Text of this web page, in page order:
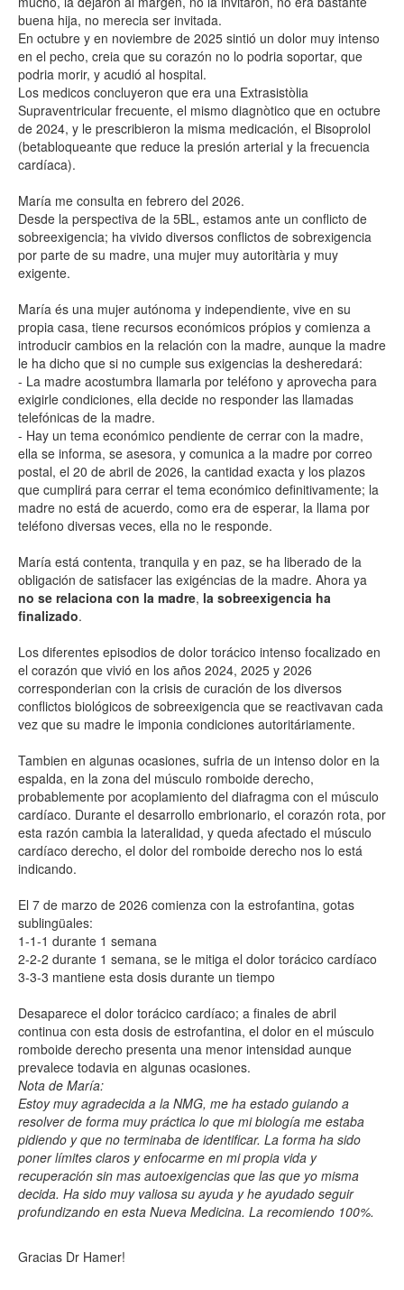
buena hija, no merecia ser invitada.
En octubre y en noviembre de 2025 sintió un dolor muy intenso
en el pecho, creia que su corazón no lo podria soportar, que
podria morir, y acudió al hospital.
Los medicos concluyeron que era una Extrasistòlia
Supraventricular frecuente, el mismo diagnòtico que en octubre
de 2024, y le prescribieron la misma medicación, el Bisoprolol
(betabloqueante que reduce la presión arterial y la frecuencia
cardíaca).
María me consulta en febrero del 2026.
Desde la perspectiva de la 5BL, estamos ante un conflicto de
sobreexigencia; ha vivido diversos conflictos de sobrexigencia
por parte de su madre, una mujer muy autoritària y muy
exigente.
María és una mujer autónoma y independiente, vive en su
propia casa, tiene recursos económicos própios y comienza a
introducir cambios en la relación con la madre, aunque la madre
le ha dicho que si no cumple sus exigencias la desheredará:
- La madre acostumbra llamarla por teléfono y aprovecha para
exigirle condiciones, ella decide no responder las llamadas
telefónicas de la madre.
- Hay un tema económico pendiente de cerrar con la madre,
ella se informa, se asesora, y comunica a la madre por correo
postal, el 20 de abril de 2026, la cantidad exacta y los plazos
que cumplirá para cerrar el tema económico definitivamente; la
madre no está de acuerdo, como era de esperar, la llama por
teléfono diversas veces, ella no le responde.
María está contenta, tranquila y en paz, se ha liberado de la
obligación de satisfacer las exigéncias de la madre. Ahora ya
no se relaciona con la madre, la sobreexigencia ha
finalizado.
Los diferentes episodios de dolor torácico intenso focalizado en
el corazón que vivió en los años 2024, 2025 y 2026
corresponderian con la crisis de curación de los diversos
conflictos biológicos de sobreexigencia que se reactivavan cada
vez que su madre le imponia condiciones autoritáriamente.
Tambien en algunas ocasiones, sufria de un intenso dolor en la
espalda, en la zona del músculo romboide derecho,
probablemente por acoplamiento del diafragma con el músculo
cardíaco. Durante el desarrollo embrionario, el corazón rota, por
esta razón cambia la lateralidad, y queda afectado el músculo
cardíaco derecho, el dolor del romboide derecho nos lo está
indicando.
El 7 de marzo de 2026 comienza con la estrofantina, gotas
sublingüales:
1-1-1 durante 1 semana
2-2-2 durante 1 semana, se le mitiga el dolor torácico cardíaco
3-3-3 mantiene esta dosis durante un tiempo
Desaparece el dolor torácico cardíaco; a finales de abril
continua con esta dosis de estrofantina, el dolor en el músculo
romboide derecho presenta una menor intensidad aunque
prevalece todavia en algunas ocasiones.
Nota de María:
Estoy muy agradecida a la NMG, me ha estado guiando a
resolver de forma muy práctica lo que mi biología me estaba
pidiendo y que no terminaba de identificar. La forma ha sido
poner límites claros y enfocarme en mi propia vida y
recuperación sin mas autoexigencias que las que yo misma
decida. Ha sido muy valiosa su ayuda y he ayudado seguir
profundizando en esta Nueva Medicina. La recomiendo 100%.
Gracias Dr Hamer!